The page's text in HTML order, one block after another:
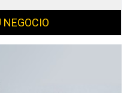
NEGOCIO